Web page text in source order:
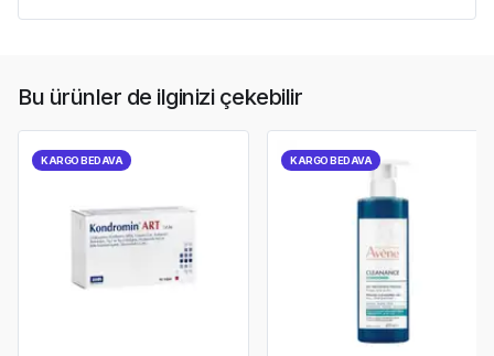
Bu ürünler de ilginizi çekebilir
KARGO BEDAVA KARGO BEDAVA